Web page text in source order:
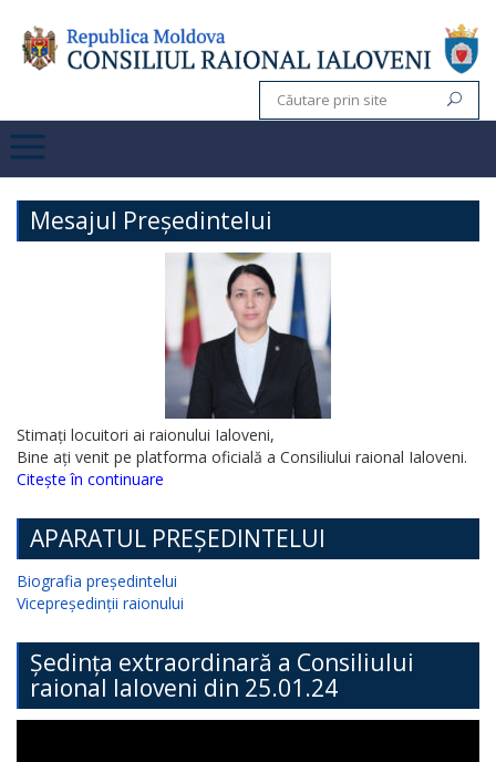
Mesajul Președintelui
Stimați locuitori ai raionului Ialoveni,
Bine ați venit pe platforma oficială a Consiliului raional Ialoveni.
Citește în continuare
APARATUL PREȘEDINTELUI
Biografia președintelui
Vicepreședinții raionului
Ședința extraordinară a Consiliului
raional Ialoveni din 25.01.24